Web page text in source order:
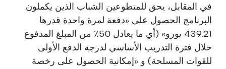
في المقابل، يحق للمتطوعين الشباب الذين يكملون
البرنامج الحصول على «دفعة لمرة واحدة قدرها
439.21 يورو» (أي ما يعادل 50٪ من المبلغ المدفوع
خلال فترة التدريب الأساسي لدرجة الدفع الأولى
للقوات المسلحة) و «إمكانية الحصول على رخصة